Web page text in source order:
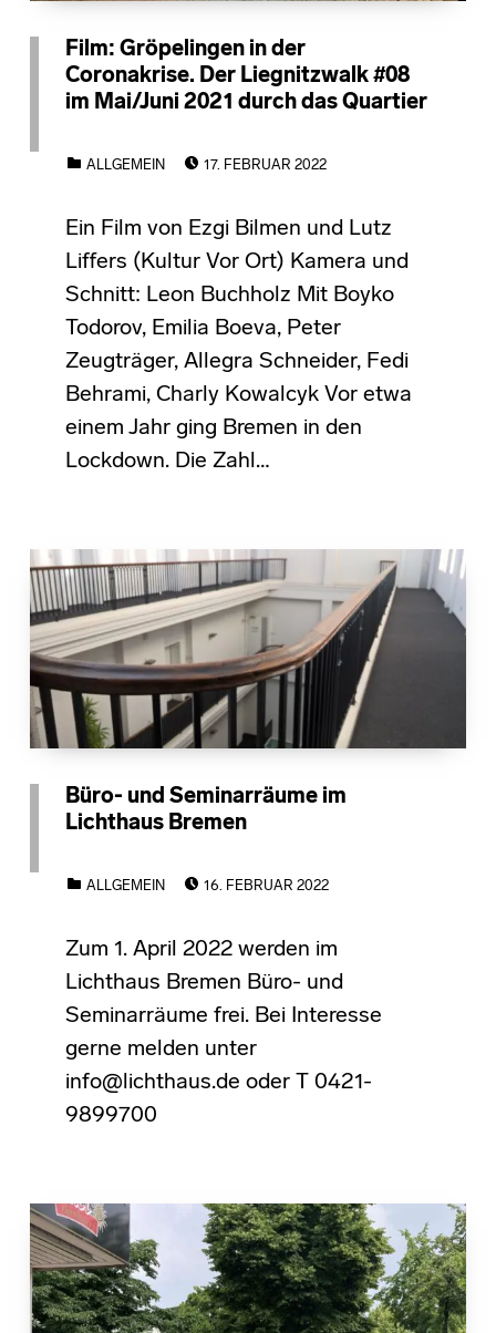
Film: Gröpelingen in der
Coronakrise. Der Liegnitzwalk #08
im Mai/Juni 2021 durch das Quartier
ALLGEMEIN
17. FEBRUAR 2022
Ein Film von Ezgi Bilmen und Lutz
Liffers (Kultur Vor Ort) Kamera und
Schnitt: Leon Buchholz Mit Boyko
Todorov, Emilia Boeva, Peter
Zeugträger, Allegra Schneider, Fedi
Behrami, Charly Kowalcyk Vor etwa
einem Jahr ging Bremen in den
Lockdown. Die Zahl…
Büro- und Seminarräume im
Lichthaus Bremen
ALLGEMEIN
16. FEBRUAR 2022
Zum 1. April 2022 werden im
Lichthaus Bremen Büro- und
Seminarräume frei. Bei Interesse
gerne melden unter
info@lichthaus.de oder T 0421-
9899700